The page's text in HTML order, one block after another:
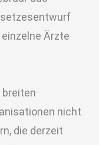
Ärzte
nicht
die derzeit